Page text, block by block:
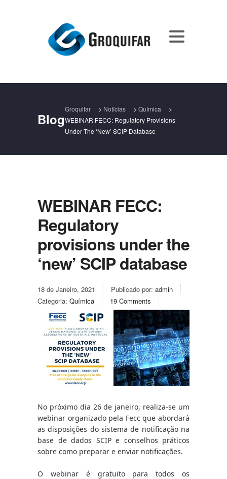
Blog
Groquifar > Notícias > Química
>
WEBINAR FECC: Regulatory Provisions
Under The ‘new’ SCIP Database
WEBINAR FECC:
Regulatory
provisions under the
‘new’ SCIP database
18 de Janeiro, 2021 Publicado por: admin
Categoria: Química 19 Comments
No próximo dia 26 de janeiro, realiza-se um
webinar organizado pela Fecc que abordará
as disposições do sistema de notificação na
base de dados SCIP e conselhos práticos
sobre como preparar e enviar notificações.
O webinar é gratuito para todos os